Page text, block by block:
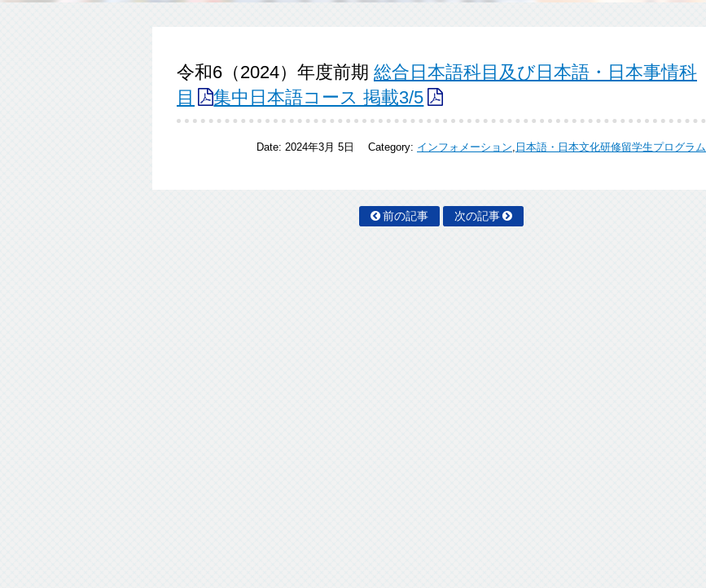
令和6（2024）年度前期 総合日本語科目及び日本語・日本事情科
目
集中日本語コース 掲載3/5
Date:2024年3月 5日 Category: インフォメーション, 日本語・日本文化研修留学生プログラム
前の記事 次の記事